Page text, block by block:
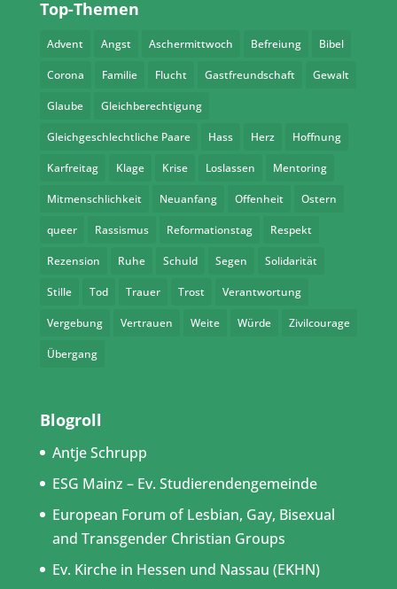
Top-Themen
Advent Angst Aschermittwoch Befreiung Bibel
Corona Familie Flucht Gastfreundschaft Gewalt
Glaube Gleichberechtigung
Gleichgeschlechtliche Paare Hass Herz Hoffnung
Karfreitag Klage Krise Loslassen Mentoring
Mitmenschlichkeit Neuanfang Offenheit Ostern
queer Rassismus Reformationstag Respekt
Rezension Ruhe Schuld Segen Solidarität
Stille Tod Trauer Trost Verantwortung
Vergebung Vertrauen Weite Würde Zivilcourage
Übergang
Blogroll
Antje Schrupp
ESG Mainz – Ev. Studierendengemeinde
European Forum of Lesbian, Gay, Bisexual
and Transgender Christian Groups
Ev. Kirche in Hessen und Nassau (EKHN)